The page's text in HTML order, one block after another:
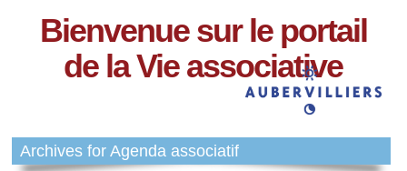
Bienvenue sur le portail
de la Vie associative
Archives for Agenda associatif